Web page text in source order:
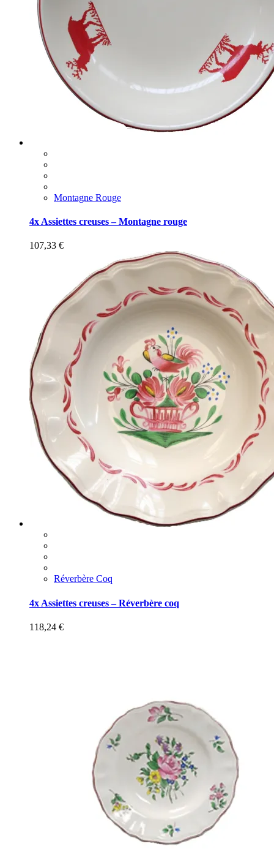
Montagne Rouge
4x Assiettes creuses – Montagne rouge
107,33 €
Réverbère Coq
4x Assiettes creuses – Réverbère coq
118,24 €